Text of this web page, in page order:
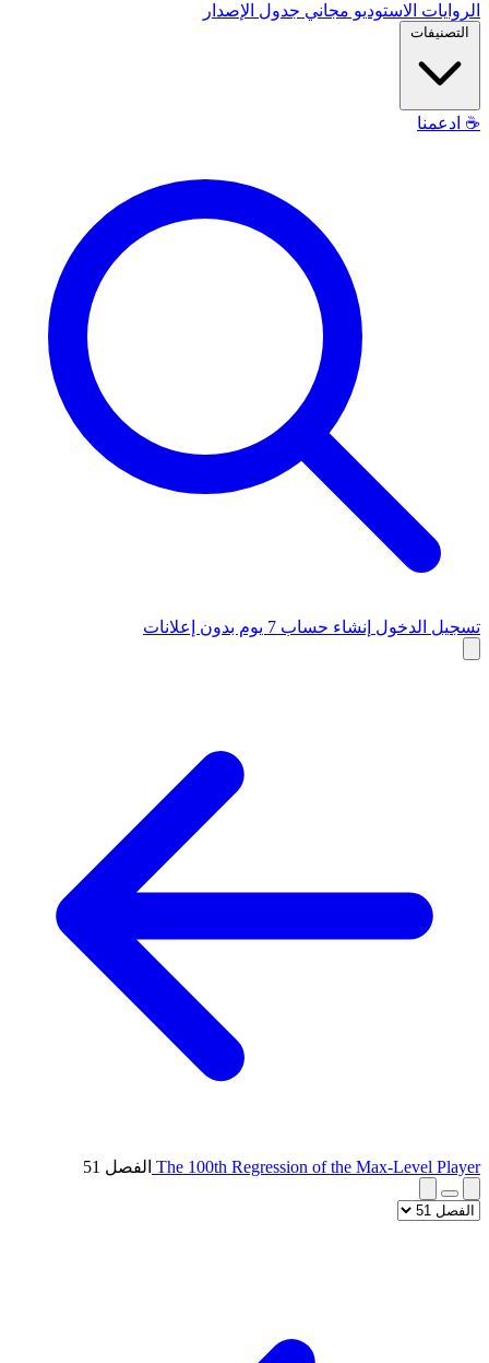
الروايات الاستوديو مجاني جدول الإصدار
التصنيفات
☕ ادعمنا
تسجيل الدخول إنشاء حساب 7 يوم بدون إعلانات
The 100th Regression of the Max-Level Player الفصل 51